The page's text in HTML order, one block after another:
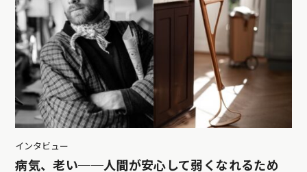
インタビュー
病気、老い──人間が安心して弱くなれるため